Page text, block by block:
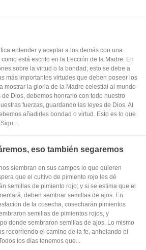
entender y aceptar a los demás con una
está escrito en la Lección de la Madre. En
sobre la virtud o la bondad; esto se debe a
más importantes virtudes que deben poseer los
mostrar la gloria de la Madre celestial al mundo
Dios, debemos honrarlo con todo nuestro
fuerzas, guardando las leyes de Dios. Al
añadirles bondad o virtud. Esto es lo que
eso también segaremos
siembran en sus campos lo que quieren
que el cultivo de pimiento rojo les dé
semillas de pimiento rojo; y si se estima que el
deben sembrar semillas de ajos. En
de la cosecha, cosecharán pimientos
semillas de pimientos rojos, y
donde sembraron semillas de ajos. Lo mismo
recorriendo el camino de la fe, anhelando el
los días tenemos que...